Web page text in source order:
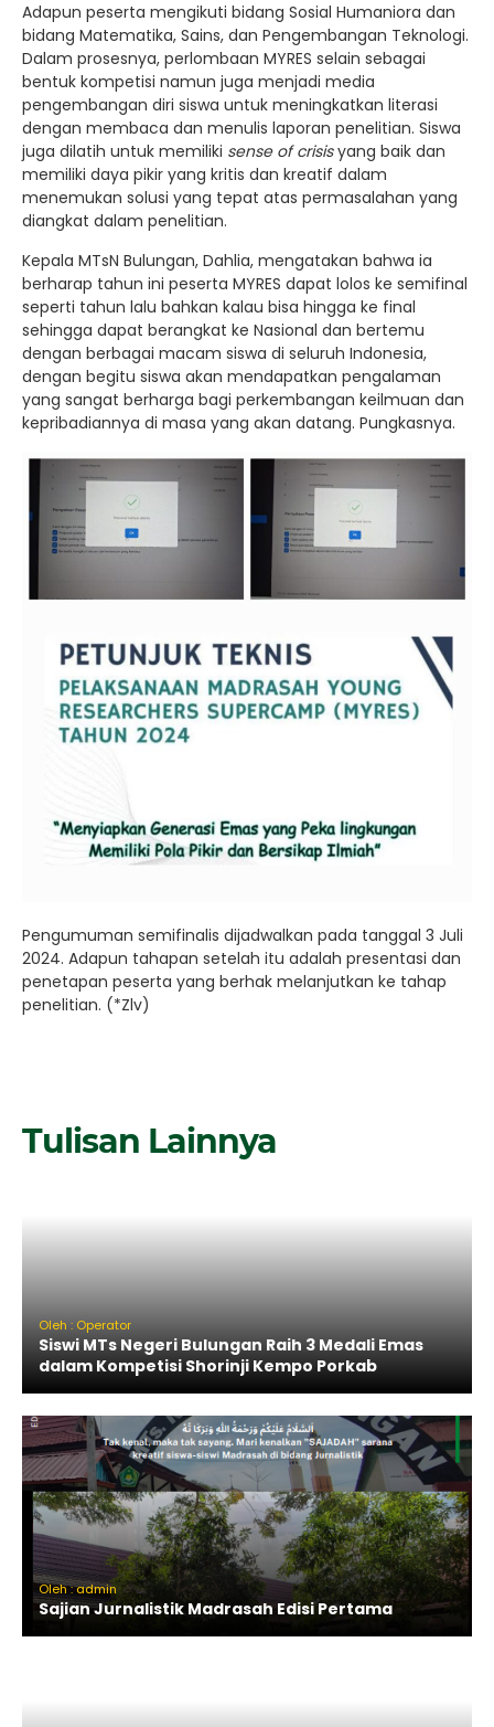
Adapun peserta mengikuti bidang Sosial Humaniora dan
bidang Matematika, Sains, dan Pengembangan Teknologi.
Dalam prosesnya, perlombaan MYRES selain sebagai
bentuk kompetisi namun juga menjadi media
pengembangan diri siswa untuk meningkatkan literasi
dengan membaca dan menulis laporan penelitian. Siswa
juga dilatih untuk memiliki sense of crisisyang baik dan
memiliki daya pikir yang kritis dan kreatif dalam
menemukan solusi yang tepat atas permasalahan yang
diangkat dalam penelitian.
Kepala MTsN Bulungan, Dahlia, mengatakan bahwa ia
berharap tahun ini peserta MYRES dapat lolos ke semifinal
seperti tahun lalu bahkan kalau bisa hingga ke final
sehingga dapat berangkat ke Nasional dan bertemu
dengan berbagai macam siswa di seluruh Indonesia,
dengan begitu siswa akan mendapatkan pengalaman
yang sangat berharga bagi perkembangan keilmuan dan
kepribadiannya di masa yang akan datang. Pungkasnya.
Pengumuman semifinalis dijadwalkan pada tanggal 3 Juli
2024. Adapun tahapan setelah itu adalah presentasi dan
penetapan peserta yang berhak melanjutkan ke tahap
penelitian. (*Zlv)
Tulisan Lainnya
Oleh : Operator
Siswi MTs Negeri Bulungan Raih 3 Medali Emas
dalam Kompetisi Shorinji Kempo Porkab
Oleh : admin
Sajian Jurnalistik Madrasah Edisi Pertama